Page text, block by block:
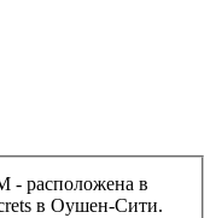
- расположена в
в Оушен-Сити.